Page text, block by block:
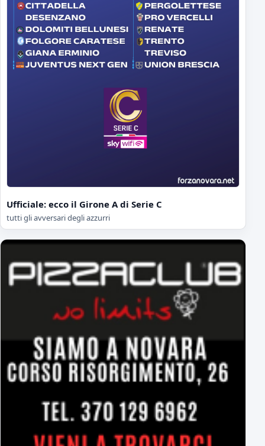
Ufficiale: ecco il Girone A di Serie C
tutti gli avversari degli azzurri